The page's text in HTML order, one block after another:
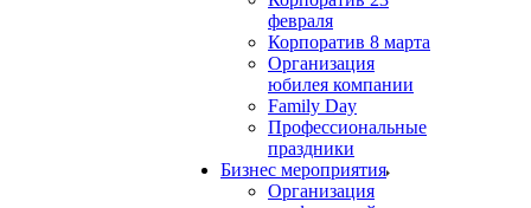
февраля
Корпоратив 8 марта
Организация
юбилея компании
Family Day
Профессиональные
праздники
Бизнес мероприятия
Организация